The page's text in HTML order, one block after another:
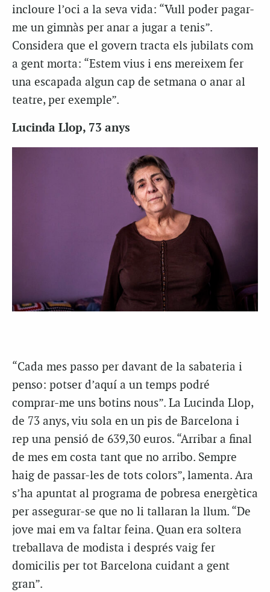
incloure l’oci a la seva vida: “Vull poder pagar-
me un gimnàs per anar a jugar a tenis”.
Considera que el govern tracta els jubilats com
a gent morta: “Estem vius i ens mereixem fer
una escapada algun cap de setmana o anar al
teatre, per exemple”.
Lucinda Llop, 73 anys
“Cada mes passo per davant de la sabateria i
penso: potser d’aquí a un temps podré
comprar-me uns botins nous”. La Lucinda Llop,
de 73 anys, viu sola en un pis de Barcelona i
rep una pensió de 639,30 euros. “Arribar a final
de mes em costa tant que no arribo. Sempre
haig de passar-les de tots colors”, lamenta. Ara
s’ha apuntat al programa de pobresa energètica
per assegurar-se que no li tallaran la llum. “De
jove mai em va faltar feina. Quan era soltera
treballava de modista i després vaig fer
domicilis per tot Barcelona cuidant a gent
gran”.